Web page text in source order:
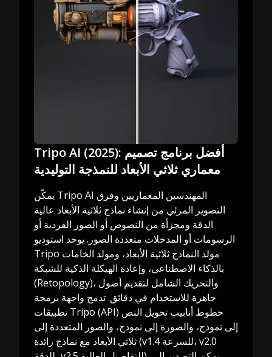
Tripo AI (2025): أفضل برنامج تصميم
معماري ثلاثي الأبعاد للنمذجة التوليدية
يمكّن Tripo AI المهندسين المعماريين وفرق
التصوير المرئي من إنشاء نماذج ثلاثية الأبعاد عالية
الدقة ومجزأة من النصوص أو الصور الفردية أو
الرسومات أو المدخلات متعددة الصور. يوحد استوديو
Tripo مولد النماذج ثلاثية الأبعاد، ومولد الخامات
بالذكاء الاصطناعي، وإعادة الهيكلة الذكية للشبكة
(Retopology)، والتحريك الشامل لتقديم أصول
جاهزة للاستخدام في دقائق. تدمج واجهة برمجة
تطبيقات Tripo (API) خطوط أنابيب تحويل النص
إلى نموذج، والصورة إلى نموذج، والصور المتعددة إلى
ثلاثي الأبعاد مع نماذج رائدة (v1.4 للسرعة، v2.0